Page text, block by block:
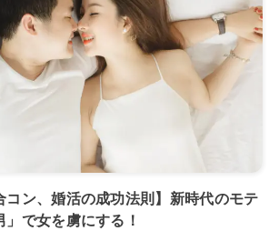
コン、婚活の成功法則】新時代のモテ
」で女を虜にする！